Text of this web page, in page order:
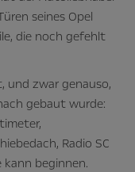
seines Opel
die noch gefehlt
und zwar genauso,
gebaut wurde:
Radio SC
kann beginnen.